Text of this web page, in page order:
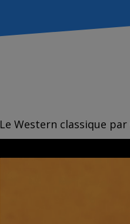
Le Western classique par